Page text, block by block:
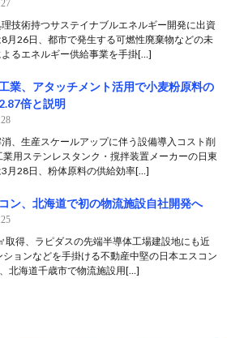
技術持つサステイナブルエネルギー開発に出資
8月26日、都市で発生する可燃性廃棄物などの未
るエネルギー供給事業を手掛[…]
業、アタッチメント活用で小麦粉原料の
倍と説明
、生産スケールアップに伴う設備導入コスト削
業用ステンレスタンク・撹拌装置メーカーの日東
月28日、粉体原料の供給効率[…]
ン、北海道で初の物流施設自社開発へ
取得、ラピダスの先端半導体工場建設地にも近
ションなどを手掛ける不動産中堅の日本エスコン
北海道千歳市で物流施設用[…]